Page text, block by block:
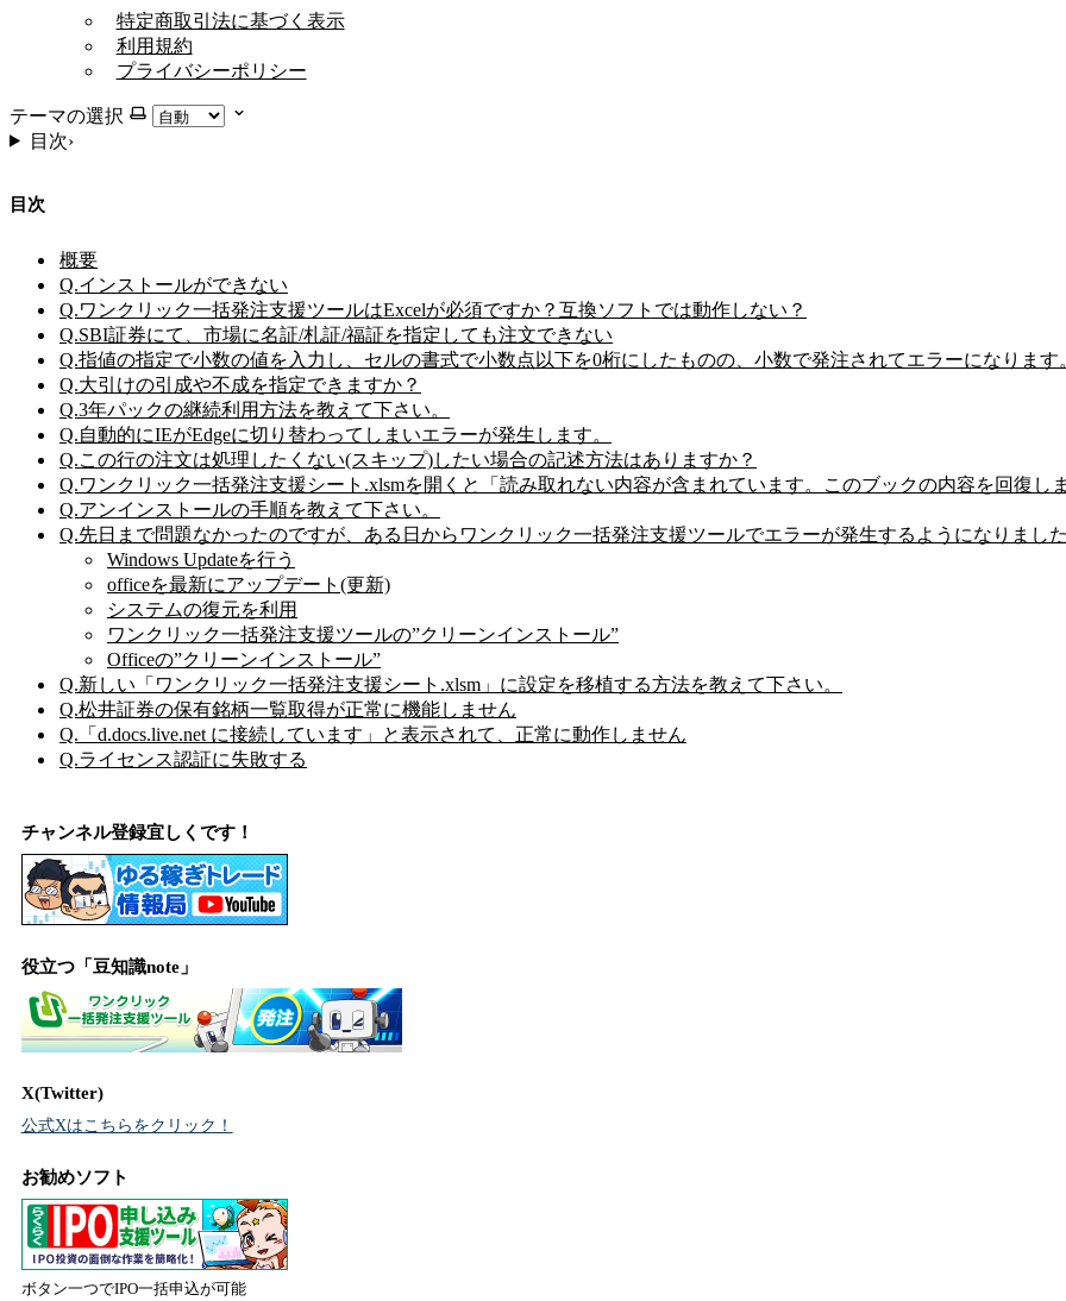
特定商取引法に基づく表示
利用規約
プライバシーポリシー
テーマの選択
目次›
目次
概要
Q.インストールができない
Q.ワンクリック一括発注支援ツールはExcelが必須ですか？互換ソフトでは動作しない？
Q.SBI証券にて、市場に名証/札証/福証を指定しても注文できない
Q.指値の指定で小数の値を入力し、セルの書式で小数点以下を0桁にしたものの、小数で発注されてエラーになります
Q.大引けの引成や不成を指定できますか？
Q.3年パックの継続利用方法を教えて下さい。
Q.自動的にIEがEdgeに切り替わってしまいエラーが発生します。
Q.この行の注文は処理したくない(スキップ)したい場合の記述方法はありますか？
Q.ワンクリック一括発注支援シート.xlsmを開くと「読み取れない内容が含まれています。このブックの内容を回復し
Q.アンインストールの手順を教えて下さい。
Q.先日まで問題なかったのですが、ある日からワンクリック一括発注支援ツールでエラーが発生するようになりました
Windows Updateを行う
officeを最新にアップデート(更新)
システムの復元を利用
ワンクリック一括発注支援ツールの”クリーンインストール”
Officeの”クリーンインストール”
Q.新しい「ワンクリック一括発注支援シート.xlsm」に設定を移植する方法を教えて下さい。
Q.松井証券の保有銘柄一覧取得が正常に機能しません
Q.「d.docs.live.net に接続しています」と表示されて、正常に動作しません
Q.ライセンス認証に失敗する
チャンネル登録宜しくです！
役立つ「豆知識note」
X(Twitter)
公式Xはこちらをクリック！
お勧めソフト
ボタン一つでIPO一括申込が可能